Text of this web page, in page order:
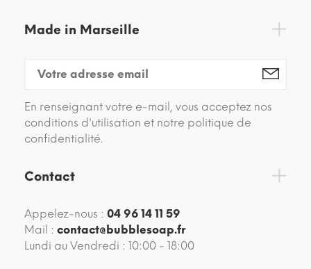
Made in Marseille
En renseignant votre e-mail, vous acceptez nos
conditions d'utilisation et notre politique de
confidentialité.
Contact
Appelez-nous : 04 96 14 11 59
Mail : contact@bubblesoap.fr
Lundi au Vendredi : 10:00 - 18:00